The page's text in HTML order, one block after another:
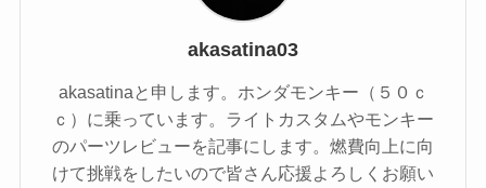
akasatina03
akasatinaと申します。ホンダモンキー（５０ｃ
ｃ）に乗っています。ライトカスタムやモンキー
のパーツレビューを記事にします。燃費向上に向
けて挑戦をしたいので皆さん応援よろしくお願い